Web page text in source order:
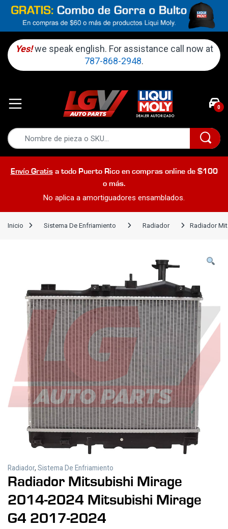
Yes! we speak english. For assistance call now at
787-868-2948.
0
Envío Gratisa todo Puerto Rico en compras online de $100
o más.
No aplica a amortiguadores ensamblados.
Inicio Sistema De Enfriamiento Radiador Radiador
Radiador, Sistema De Enfriamiento
Radiador Mitsubishi Mirage
2014-2024 Mitsubishi Mirage
G4 2017-2024